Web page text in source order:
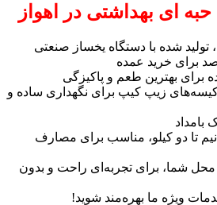
ای بهداشتی در اهواز
تولید شده با دستگاه‌ یخساز صنعتی
برای خرید عمده
برای بهترین طعم و پاکیزگی
زیپ کیپ برای نگهداری ساده و
تا دو کیلو، مناسب برای مصارف
شما، برای تجربه‌ای راحت و بدون
ویژه‌ ما بهره‌مند شوید!